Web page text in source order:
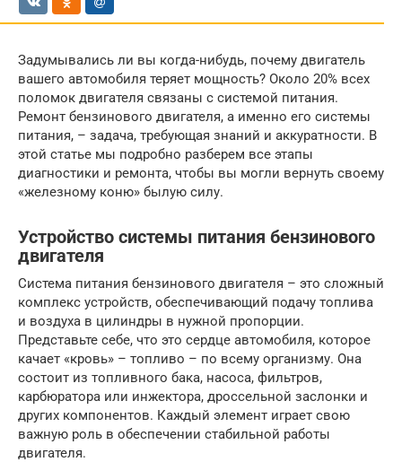
Задумывались ли вы когда-нибудь, почему двигатель
вашего автомобиля теряет мощность? Около 20% всех
поломок двигателя связаны с системой питания.
Ремонт бензинового двигателя, а именно его системы
питания, – задача, требующая знаний и аккуратности. В
этой статье мы подробно разберем все этапы
диагностики и ремонта, чтобы вы могли вернуть своему
«железному коню» былую силу.
Устройство системы питания бензинового
двигателя
Система питания бензинового двигателя – это сложный
комплекс устройств, обеспечивающий подачу топлива
и воздуха в цилиндры в нужной пропорции.
Представьте себе, что это сердце автомобиля, которое
качает «кровь» – топливо – по всему организму. Она
состоит из топливного бака, насоса, фильтров,
карбюратора или инжектора, дроссельной заслонки и
других компонентов. Каждый элемент играет свою
важную роль в обеспечении стабильной работы
двигателя.